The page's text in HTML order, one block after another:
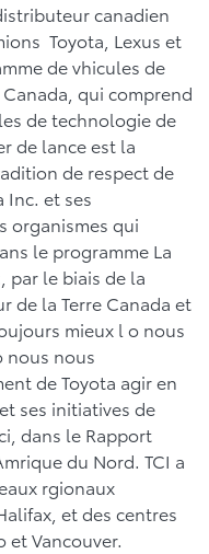
canadien
Toyota, Lexus et
de vhicules de
qui comprend
de technologie de
de lance est la
de respect de
Inc. et ses
organismes qui
le programme La
par le biais de la
de la Terre Canada et
mieux l o nous
nous nous
de Toyota agir en
ses initiatives de
dans le Rapport
du Nord. TCI a
rgionaux
et des centres
Vancouver.